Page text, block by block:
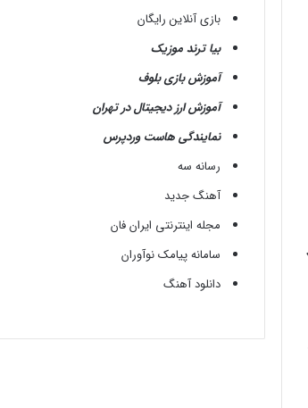
بازی آنلاین رایگان
بیا ترند موزیک
آموزش بازی بلوف
آموزش ارز دیجیتال در تهران
نمایندگی هاست وردپرس
رسانه سه
آهنگ جدید
مجله اینترنتی ایران فان
سامانه پیامک نوآوران
دانلود آهنگ